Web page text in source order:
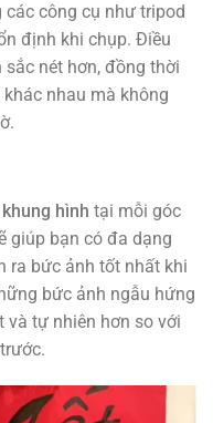
các công cụ như tripod
định khi chụp. Điều
nét hơn, đồng thời
nhau mà không
hình tại mỗi góc
giúp bạn có đa dạng
ra bức ảnh tốt nhất khi
bức ảnh ngẫu hứng
và tự nhiên hơn so với